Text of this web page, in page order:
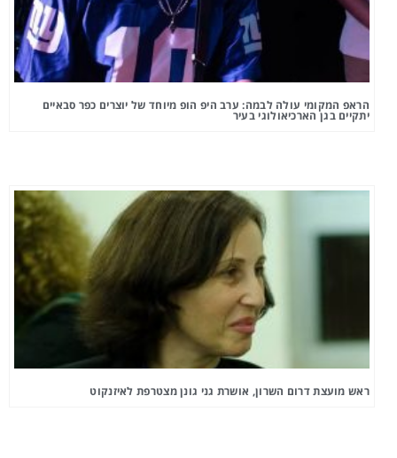
הראפ המקומי עולה לבמה: ערב היפ הופ מיוחד של יוצרים כפר סבאיים
יתקיים בגן הארכיאולוגי בעיר
ראש מועצת דרום השרון, אושרת גני גונן מצטרפת לאיזנקוט